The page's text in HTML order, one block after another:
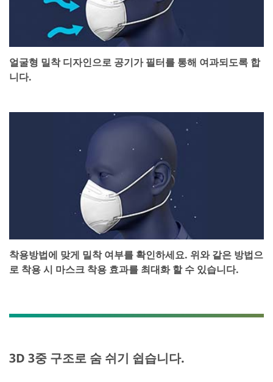
얼굴형 밀착 디자인으로 공기가 필터를 통해 여과되도록 합
니다.
착용방법에 맞게 밀착 여부를 확인하세요. 위와 같은 방법으
로 착용 시 마스크 착용 효과를 최대화 할 수 있습니다.
3D 3중 구조로 숨 쉬기 쉽습니다.